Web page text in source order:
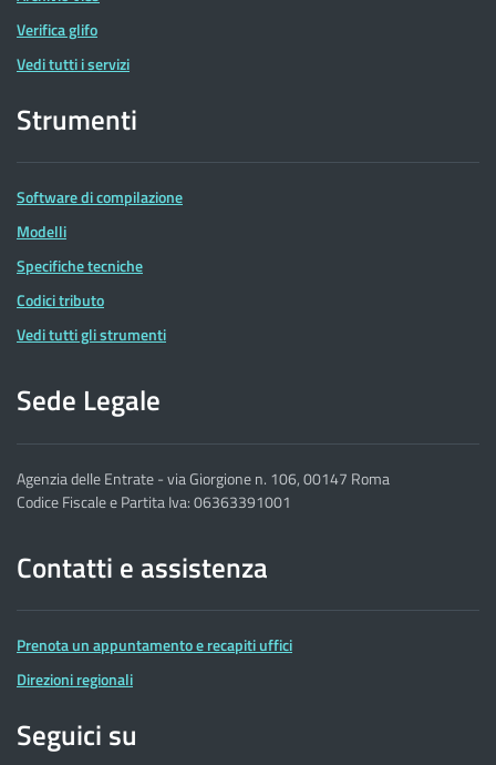
Verifica glifo
Vedi tutti i servizi
Strumenti
Software di compilazione
Modelli
Specifiche tecniche
Codici tributo
Vedi tutti gli strumenti
Sede Legale
Agenzia delle Entrate - via Giorgione n. 106, 00147 Roma
Codice Fiscale e Partita Iva: 06363391001
Contatti e assistenza
Prenota un appuntamento e recapiti uffici
Direzioni regionali
Seguici su